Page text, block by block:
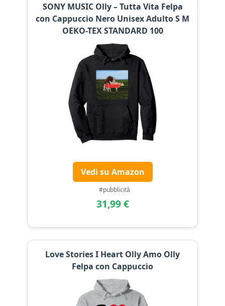
SONY MUSIC Olly – Tutta Vita Felpa
con Cappuccio Nero Unisex Adulto S M
OEKO-TEX STANDARD 100
Vedi su Amazon
#pubblicità
31,99 €
Love Stories I Heart Olly Amo Olly
Felpa con Cappuccio